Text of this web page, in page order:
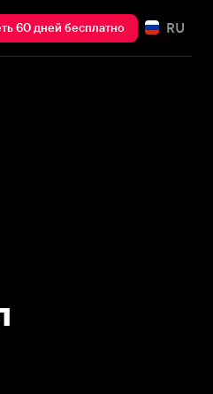
60 дней бесплатно RU